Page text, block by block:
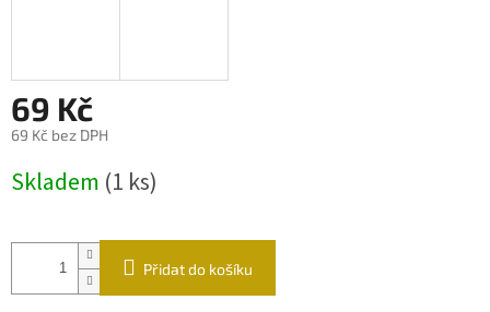
69 Kč
69 Kč bez DPH
cena:
Skladem (1 ks)
Přidat do košíku